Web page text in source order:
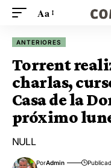
Aa
ANTERIORES
Torrent
charlas,
Casa de la
próximo
NULL
PorAdmin